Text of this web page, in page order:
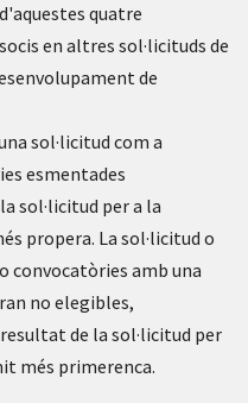
quatre
en altres sol·licituds de
de
sol·licitud com a
esmentades
sol·licitud per a la
propera. La sol·licitud o
convocatòries amb una
no elegibles,
de la sol·licitud per
més primerenca.